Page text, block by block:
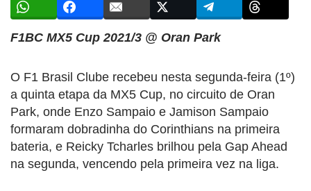
F1BC MX5 Cup 2021/3 @ Oran Park
O F1 Brasil Clube recebeu nesta segunda-feira (1º)
a quinta etapa da MX5 Cup, no circuito de Oran
Park, onde Enzo Sampaio e Jamison Sampaio
formaram dobradinha do Corinthians na primeira
bateria, e Reicky Tcharles brilhou pela Gap Ahead
na segunda, vencendo pela primeira vez na liga.